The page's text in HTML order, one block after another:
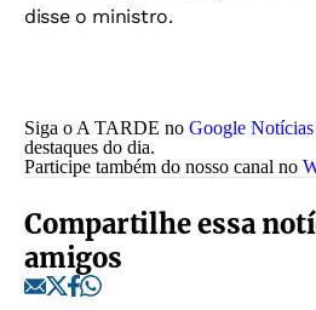
disse o ministro.
Siga o A TARDE no Google Notícias
destaques do dia.
Participe também do nosso canal no
Compartilhe essa
amigos